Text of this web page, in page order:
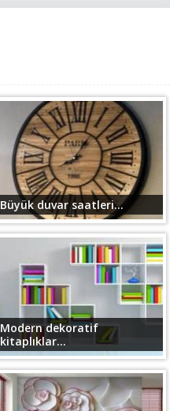
Büyük duvar saatleri...
Modern dekoratif
kitaplıklar...